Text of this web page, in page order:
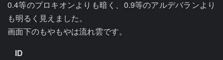
0.4等のプロキオンよりも暗く、0.9等のアルデバランより
も明るく見えました。
画面下のもやもやは流れ雲です。
ID